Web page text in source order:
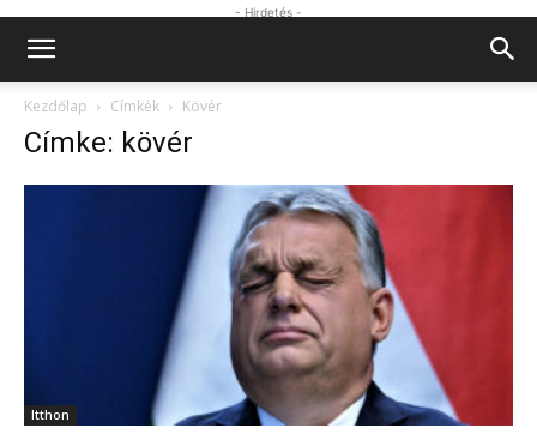
- Hirdetés -
Kezdőlap Címkék Kövér
Címke: kövér
Itthon